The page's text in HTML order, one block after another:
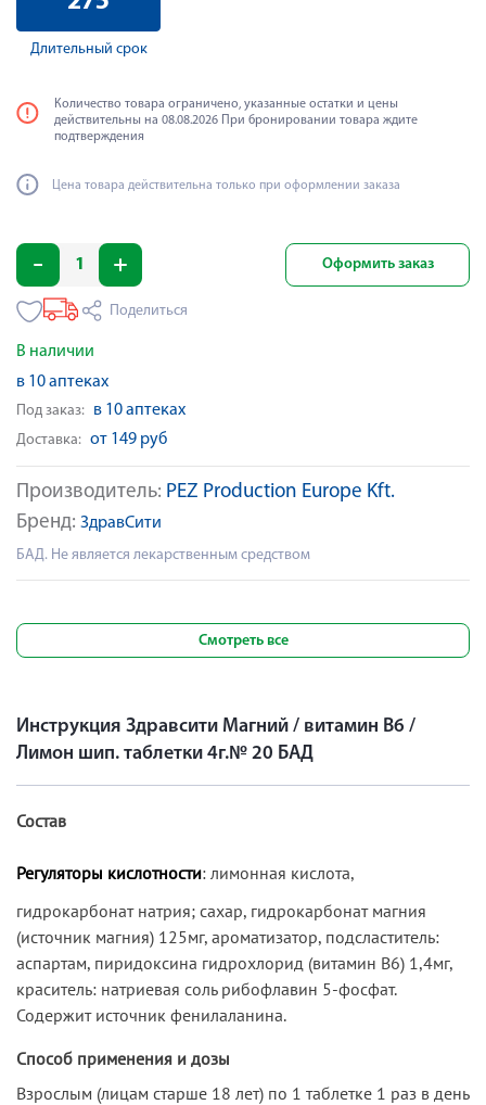
Производитель: PEZ Production Europe Kft.
Бренд: ЗдравСити
БАД. Не является лекарственным средством
Длительный срок
Количество товара ограничено, указанные остатки и цены
действительны на 08.08.2026 При бронировании товара ждите
подтверждения
Цена товара действительна только при оформлении заказа
Оформить заказ
Поделиться
В наличии
в 10 аптеках
Под заказ: в 10 аптеках
Доставка: от 149 руб
Смотреть все
Инструкция Здравсити Магний / витамин В6 /
Лимон шип. таблетки 4г.№ 20 БАД
Состав
Регуляторы кислотности: лимонная кислота,
гидрокарбонат натрия; сахар, гидрокарбонат магния
(источник магния) 125мг, ароматизатор, подсластитель:
аспартам, пиридоксина гидрохлорид (витамин В6) 1,4мг,
краситель: натриевая соль рибофлавин 5-фосфат.
Содержит источник фенилаланина.
Способ применения и дозы
Взрослым (лицам старше 18 лет) по 1 таблетке 1 раз в день